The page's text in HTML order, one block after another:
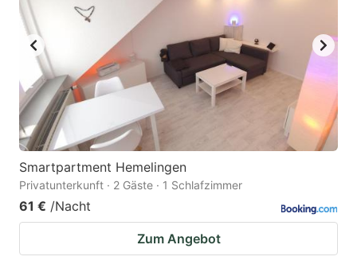
Smartpartment Hemelingen
Privatunterkunft · 2 Gäste · 1 Schlafzimmer
61 € /Nacht
Zum Angebot